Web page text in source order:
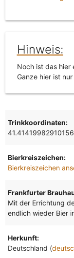
Hinweis:
Noch ist das hier
Ganze hier ist
Trinkkoordinaten:
Bierkreiszeichen:
Bierkreiszeichen
Frankfurter
Mit der Errichtung
endlich wieder Bier
Herkunft:
Deutschland (